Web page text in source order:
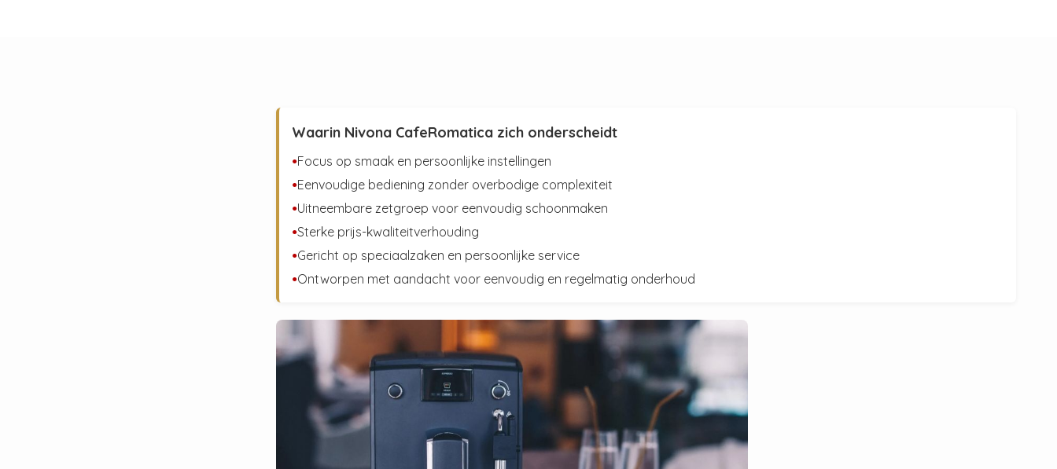
Waarin Nivona CafeRomatica zich onderscheidt
●Focus op smaak en persoonlijke instellingen
●Eenvoudige bediening zonder overbodige complexiteit
●Uitneembare zetgroep voor eenvoudig schoonmaken
●Sterke prijs-kwaliteitverhouding
●Gericht op speciaalzaken en persoonlijke service
●Ontworpen met aandacht voor eenvoudig en regelmatig onderhoud